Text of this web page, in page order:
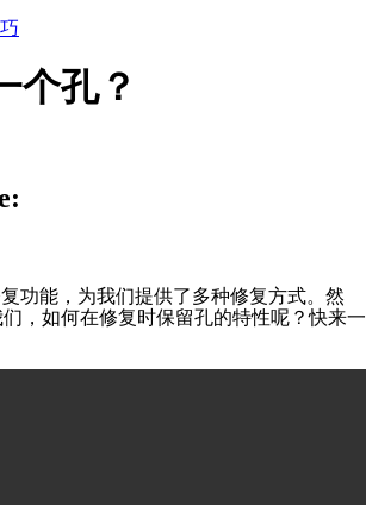
个孔？
功能，为我们提供了多种修复方式。然
，如何在修复时保留孔的特性呢？快来一